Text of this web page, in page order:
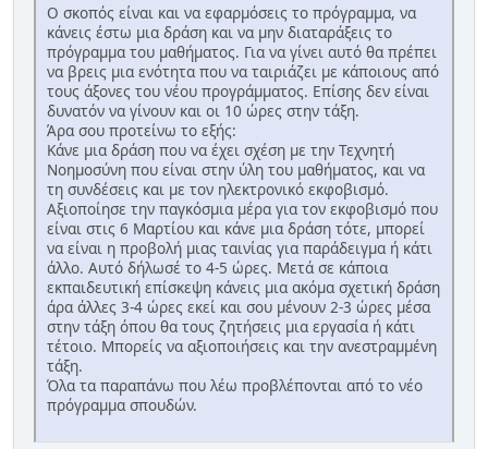
Ο σκοπός είναι και να εφαρμόσεις το πρόγραμμα, να
κάνεις έστω μια δράση και να μην διαταράξεις το
πρόγραμμα του μαθήματος. Για να γίνει αυτό θα πρέπει
να βρεις μια ενότητα που να ταιριάζει με κάποιους από
τους άξονες του νέου προγράμματος. Επίσης δεν είναι
δυνατόν να γίνουν και οι 10 ώρες στην τάξη.
Άρα σου προτείνω το εξής:
Κάνε μια δράση που να έχει σχέση με την Τεχνητή
Νοημοσύνη που είναι στην ύλη του μαθήματος, και να
τη συνδέσεις και με τον ηλεκτρονικό εκφοβισμό.
Αξιοποίησε την παγκόσμια μέρα για τον εκφοβισμό που
είναι στις 6 Μαρτίου και κάνε μια δράση τότε, μπορεί
να είναι η προβολή μιας ταινίας για παράδειγμα ή κάτι
άλλο. Αυτό δήλωσέ το 4-5 ώρες. Μετά σε κάποια
εκπαιδευτική επίσκεψη κάνεις μια ακόμα σχετική δράση
άρα άλλες 3-4 ώρες εκεί και σου μένουν 2-3 ώρες μέσα
στην τάξη όπου θα τους ζητήσεις μια εργασία ή κάτι
τέτοιο. Μπορείς να αξιοποιήσεις και την ανεστραμμένη
τάξη.
Όλα τα παραπάνω που λέω προβλέπονται από το νέο
πρόγραμμα σπουδών.